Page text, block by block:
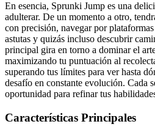
En esencia, Sprunki Jump es una
adulterar. De un momento a otro,
con precisión, navegar por
astutas y quizás incluso descubrir
principal gira en torno a dominar el
maximizando tu puntuación al
superando tus límites para ver hasta
desafío en constante evolución. Cada
oportunidad para refinar tus
Características Principales